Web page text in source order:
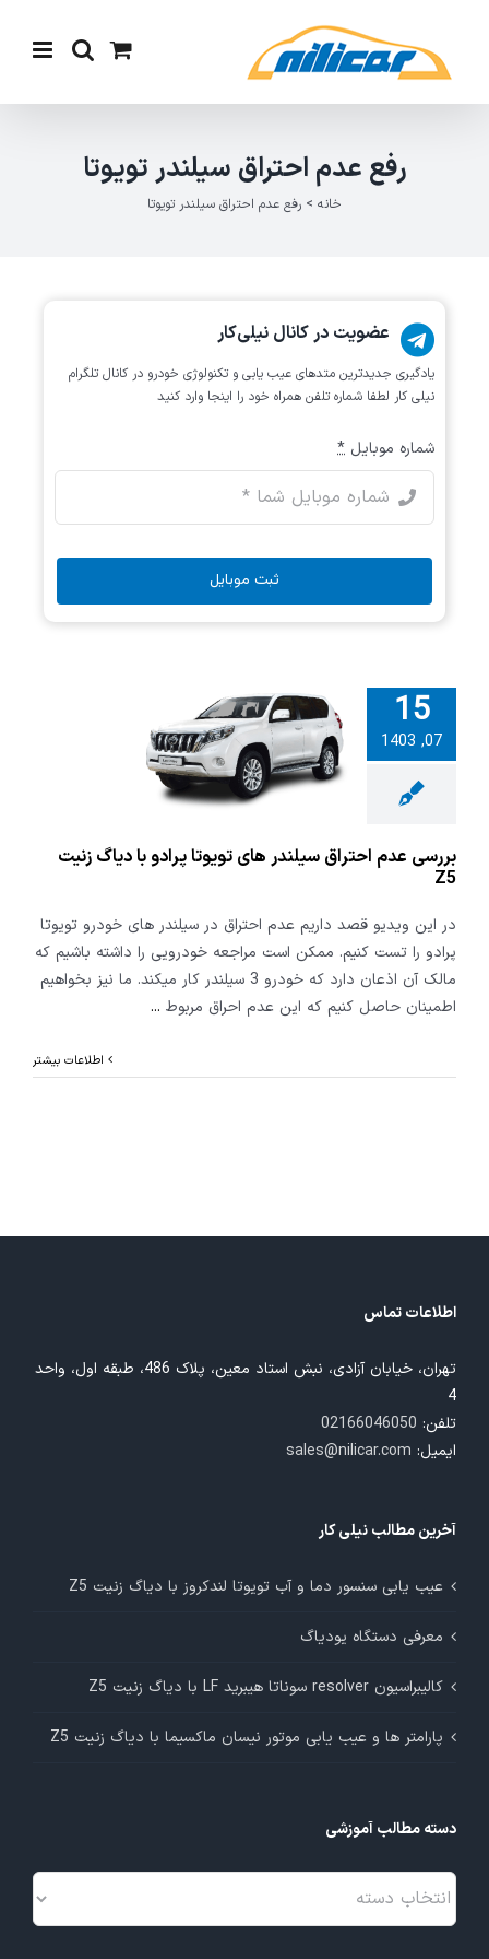
content
رفع عدم احتراق سیلندر تویوتا
خانه > رفع عدم احتراق سیلندر تویوتا
15
07, 1403
عدم احتراق
های تویوتا
دیاگ زنیت
بررسی عدم احتراق سیلندر های تویوتا پرادو با دیاگ زنیت
Z5
در این ویدیو قصد داریم عدم احتراق در سیلندر های خودرو تویوتا
پرادو را تست کنیم. ممکن است مراجعه خودرویی را داشته باشیم که
مالک آن اذعان دارد که خودرو 3 سیلندر کار میکند. ما نیز بخواهیم
اطمینان حاصل کنیم که این عدم احراق مربوط ...
اطلاعات بیشتر
عضویت در کانال نیلی‌کار
یادگیری جدیدترین متد‌های عیب یابی‌ و تکنولوژی خودرو در کانال تلگرام
نیلی کار لطفا شماره تلفن همراه خود را اینجا وارد کنید
شماره موبایل *
ثبت موبایل
اطلاعات تماس
تهران، خیابان آزادی، نبش استاد معین، پلاک 486، طبقه اول، واحد
4
تلفن: 02166046050
ایمیل: sales@nilicar.com
آخرین مطالب نیلی کار
عیب یابی سنسور دما و آب تویوتا لندکروز با دیاگ زنیت Z5
معرفی دستگاه یودیاگ
کالیبراسیون resolver سوناتا هیبرید LF با دیاگ زنیت Z5
پارامتر ها و عیب یابی موتور نیسان ماکسیما با دیاگ زنیت Z5
دسته مطالب آموزشی
دسته